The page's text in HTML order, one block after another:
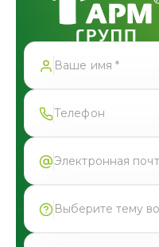
Выберите тему
Форма